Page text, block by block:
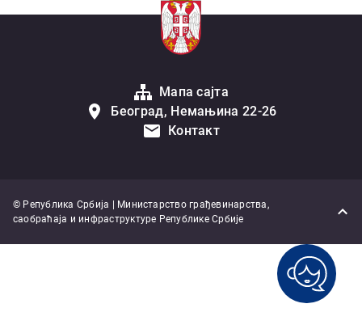
Мапа сајта
Београд, Немањина 22-26
Контакт
© Република Србија | Министарство грађевинарства,
саобраћаја и инфраструктуре Републике Србије